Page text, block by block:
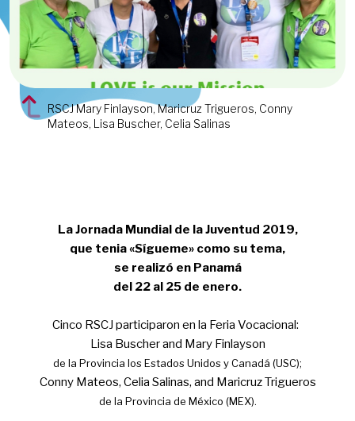
RSCJ Mary Finlayson, Maricruz Trigueros, Conny
Mateos, Lisa Buscher, Celia Salinas
La Jornada Mundial de la Juventud 2019,
que tenia «Sígueme» como su tema,
se realizó en Panamá
del 22 al 25 de enero.​
Cinco RSCJ participaron en la Feria Vocacional:
Lisa Buscher and Mary Finlayson
de la Provincia los Estados Unidos y Canadá (USC);
Conny Mateos, Celia Salinas, and Maricruz Trigueros
de la Provincia de México (MEX).